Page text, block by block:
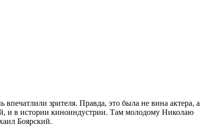
зрителя. Правда, это была не вина актера, а
и в истории киноиндустрии. Там молодому Николаю
Боярский.